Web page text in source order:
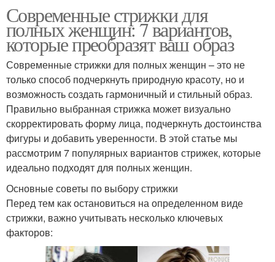
Современные стрижки для
полных женщин: 7 вариантов,
которые преобразят ваш образ
Современные стрижки для полных женщин – это не
только способ подчеркнуть природную красоту, но и
возможность создать гармоничный и стильный образ.
Правильно выбранная стрижка может визуально
скорректировать форму лица, подчеркнуть достоинства
фигуры и добавить уверенности. В этой статье мы
рассмотрим 7 популярных вариантов стрижек, которые
идеально подходят для полных женщин.
Основные советы по выбору стрижки
Перед тем как остановиться на определенном виде
стрижки, важно учитывать несколько ключевых
факторов: